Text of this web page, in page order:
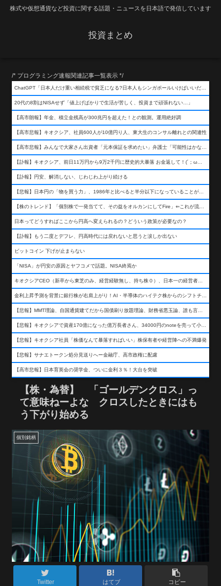
株式や仮想通貨など投資に関する話題・ニュースを日本語で発信しています
投資まとめ
/* プログラミング速報関連記事一覧表示 */
ChatGPT「日本人だけ重い相続税で貧乏になる?日本人もシンガポールいけばいいだけだから相続税で日本人は貧乏にならんだろ呆」
20代の8割はNISAせず「値上げばかりで生活が苦しく、投資まで頑張れない…」
【高市朗報】年金、積立金残高が300兆円を超えた！との観測。運用絶好調
【高市悲報】キオクシア、社員600人が10億円り人、東大生のコンサル離れとの関連性
【高市悲報】みんなで大家さん出資者「元本保証を求めたい」弁護士「可能性はかなり低い」出資者「不誠実！」
【訃報】キオクシア、前日11万円から9万2千円に歴史的大暴落 お金返して！(´；ω；｀)
【訃報】円安、解消しない、じわじわ上がり続ける
【悲報】日本円の「物を買う力」、1986年と比べると半分以下になっていることが判明&#8230;高市さんありがとう！
【株のトレンド】「個別株で一発当てて、その益をオルカンにしてFire」⇐これが流行ってるらしい
日本ってどうすればここから円高へ変えられるの？どういう政策が必要なの？
【訃報】もう二度とデフレ、円高時代には戻れないと思うと涙しか出ない
ビットコイン 下げが止まらない
「NISA」が円安の原因とヤフコメで話題。NISA終焉か
キオクシアCEO（新卒から東芝のみ、経営経験無し、持ち株０）、日本一の経営者になる…
金利上昇予測を背景に銀行株が右肩上がり！AI・半導体のハイテク株からのシフトチェンジも
【悲報】MMT理論、自国通貨建てだから国債刷り放題理論、財務省悪玉論、誰も言わなくなるwwwwwwwwwwwwwww
【悲報】キオクシアで資産170億になった億万長者さん、34000円のnoteを売って小銭を稼いでしまうwwwwwwwwwwwwwwwwwwww
【悲報】キオクシア社員「株価なんて暴落すればいい」株保有者や経営陣への不満爆発
【悲報】サナエトークン処分見送りへー金融庁、高市政権に配慮
【高市悲報】日本育英会の奨学金、ついに金利３％！大台を突破
【株・為替】 「ゴールデンクロス」っ
て意味ねーよな クロスしたときにはも
う下がり始める
個別銘柄
Twitter はてブ コピー